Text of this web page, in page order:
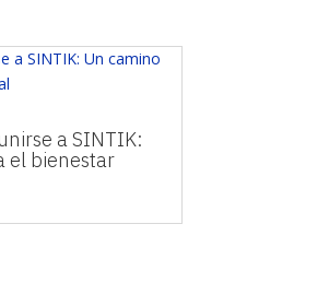
a SINTIK:
el bienestar